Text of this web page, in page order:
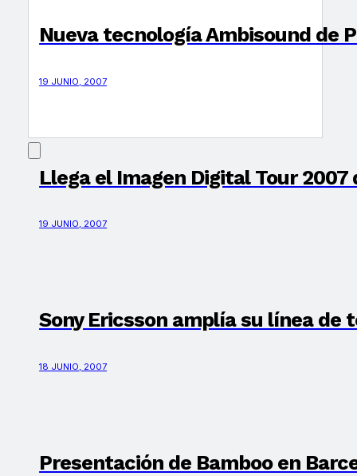
Nueva tecnología Ambisound de
19 JUNIO, 2007
Llega el Imagen Digital Tour 2007
19 JUNIO, 2007
Sony Ericsson amplía su línea de
18 JUNIO, 2007
Presentación de Bamboo en